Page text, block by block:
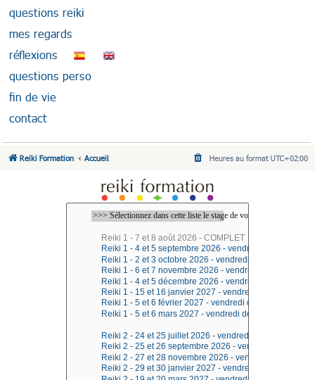
questions reiki
mes regards
réflexions
questions perso
fin de vie
contact
Reiki Formation Accueil Heures au format UTC+02:00